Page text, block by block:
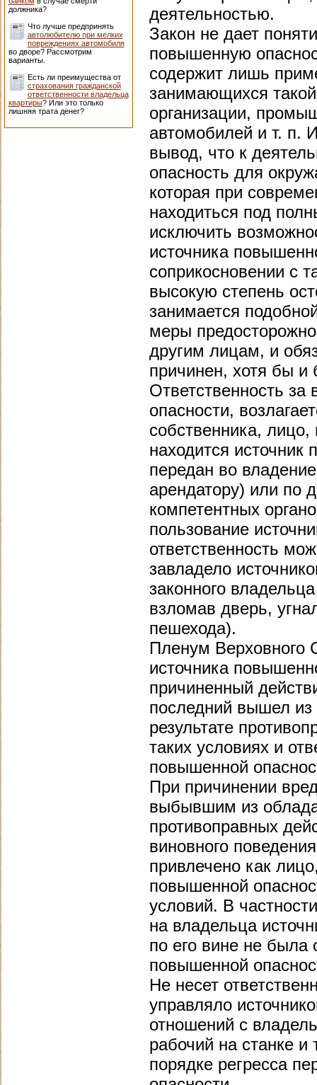
должника?
Что лучше предпринять
автолюбителю при мелких
повреждениях автомобиля
во дворе? Рассмотрим
варианты.
Есть ли преимущества от
страхования гражданской
ответственности владельца
квартиры? Или это только
лишняя трата денег?
деятельностью.
Закон не дает
повышенную
содержит лишь
занимающихся
организации,
автомобилей и т. п.
вывод, что к
опасность для
которая при
находиться под
исключить
источника
соприкосновении с
высокую степень
занимается
меры
другим лицам, и
причинен, хотя бы и
Ответственность
опасности,
собственника, лицо,
находится
передан во
арендатору) или по
компетентных
пользование
ответственность
завладело
законного
взломав дверь,
пешехода).
Пленум Верховного
источника
причиненный
последний вышел из
результате
таких условиях и
повышенной
При причинении
выбывшим из
противоправных
виновного
привлечено как
повышенной
условий. В
на владельца
по его вине не была
повышенной
Не несет
управляло
отношений с
рабочий на станке и
порядке регресса